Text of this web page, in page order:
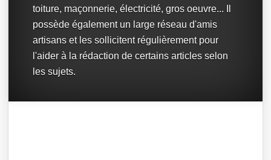
toiture, maçonnerie, électricité, gros oeuvre... Il
possède également un large réseau d'amis
artisans et les sollicitent régulièrement pour
l'aider à la rédaction de certains articles selon
les sujets.